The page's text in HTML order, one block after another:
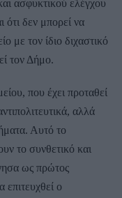
ασφυκτικού ελέγχου
ότι δεν μπορεί να
με τον ίδιο διχαστικό
τον Δήμο.
που έχει προταθεί
αλλά
Αυτό το
το συνθετικό και
ως πρώτος
ο